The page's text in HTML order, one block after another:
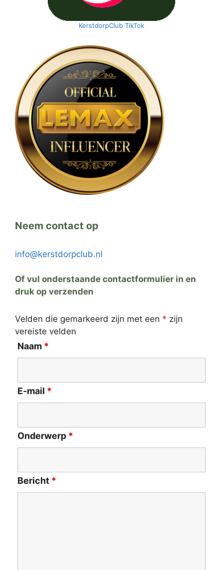
KerstdorpClub TikTok
Neem contact op
info@kerstdorpclub.nl
Of vul onderstaande contactformulier in en
druk op verzenden
Velden die gemarkeerd zijn met een * zijn
vereiste velden
Naam *
E-mail *
Onderwerp *
Bericht *